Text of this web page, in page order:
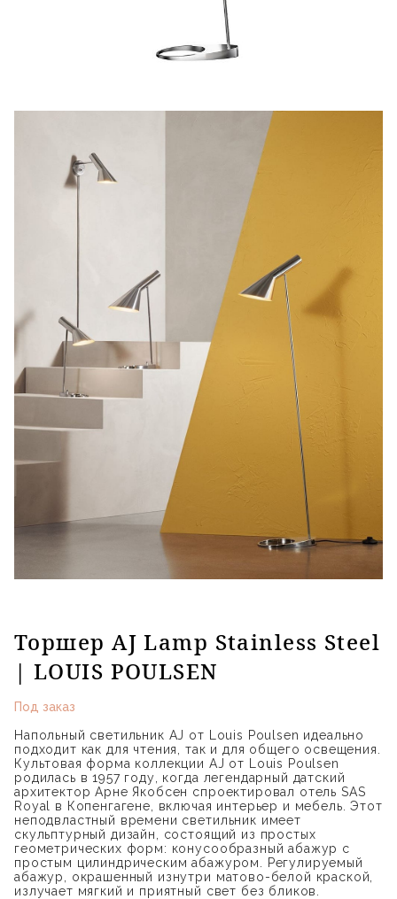
Торшер AJ Lamp Stainless Steel
| LOUIS POULSEN
Под заказ
Напольный светильник AJ от Louis Poulsen идеально
подходит как для чтения, так и для общего освещения.
Культовая форма коллекции AJ от Louis Poulsen
родилась в 1957 году, когда легендарный датский
архитектор Арне Якобсен спроектировал отель SAS
Royal в Копенгагене, включая интерьер и мебель. Этот
неподвластный времени светильник имеет
скульптурный дизайн, состоящий из простых
геометрических форм: конусообразный абажур с
простым цилиндрическим абажуром. Регулируемый
абажур, окрашенный изнутри матово-белой краской,
излучает мягкий и приятный свет без бликов.